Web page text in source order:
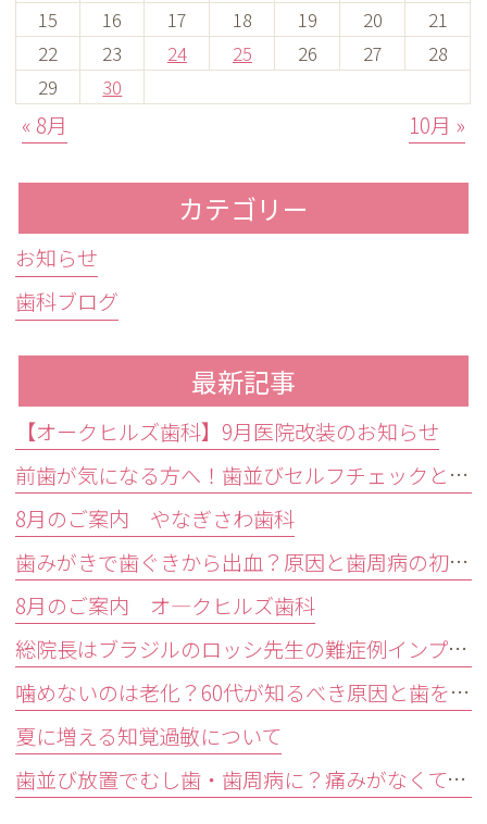
15
16 17 18 19 20
21
22
23 24 25 26 27
28
29
30
« 8月 10月 »
カテゴリー
お知らせ
歯科ブログ
最新記事
【オークヒルズ歯科】9月医院改装のお知らせ
前歯が気になる方へ！歯並びセルフチェックと治療が必要な目安
8月のご案内 やなぎさわ歯科
歯みがきで歯ぐきから出血？原因と歯周病の初期症状・受診目安を解説
8月のご案内 オ―クヒルズ歯科
総院長はブラジルのロッシ先生の難症例インプラントオペ研修会に参加しました。
噛めないのは老化？60代が知るべき原因と歯を残す精密治療
夏に増える知覚過敏について
歯並び放置でむし歯・歯周病に？痛みがなくても受診すべきサイン